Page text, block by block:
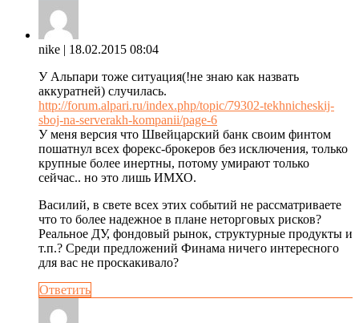
nike | 18.02.2015 08:04
У Альпари тоже ситуация(!не знаю как назвать
аккуратней) случилась.
http://forum.alpari.ru/index.php/topic/79302-tekhnicheskij-
sboj-na-serverakh-kompanii/page-6
У меня версия что Швейцарский банк своим финтом
пошатнул всех форекс-брокеров без исключения, только
крупные более инертны, потому умирают только
сейчас.. но это лишь ИМХО.
Василий, в свете всех этих событий не рассматриваете
что то более надежное в плане неторговых рисков?
Реальное ДУ, фондовый рынок, структурные продукты и
т.п.? Среди предложений Финама ничего интересного
для вас не проскакивало?
Ответить